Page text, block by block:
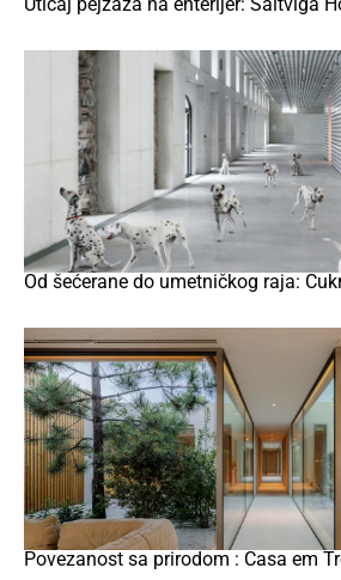
Od šećerane do umetničkog raja:
Povezanost sa prirodom : Casa em